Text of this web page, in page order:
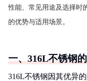
性能、常见用途及选择时
的优势与适用场景。
一、316L不锈钢
316L不锈钢因其优异